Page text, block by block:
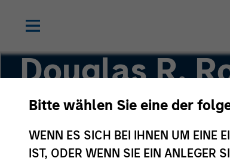
Bitte wählen Sie eine der
WENN ES SICH BEI IHNEN UM EINE
IST, ODER WENN SIE EIN ANLEGER
Douglas R.
CMT
Managing Director, Co-Head of Core/